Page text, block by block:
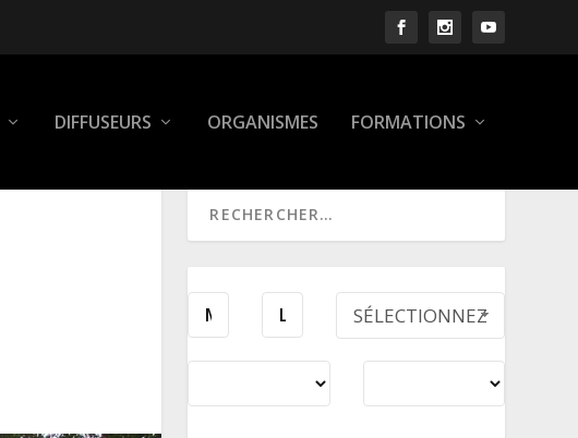
DIFFUSEURS ORGANISMES FORMATIONS
SÉLECTIONNEZ
UNE PÉRIODE